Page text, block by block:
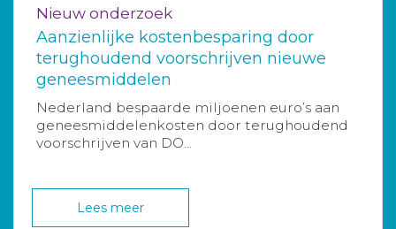
Nieuw onderzoek
Aanzienlijke kostenbesparing door
terughoudend voorschrijven nieuwe
geneesmiddelen
Nederland bespaarde miljoenen euro’s aan
geneesmiddelenkosten door terughoudend
voorschrijven van DO...
Lees meer